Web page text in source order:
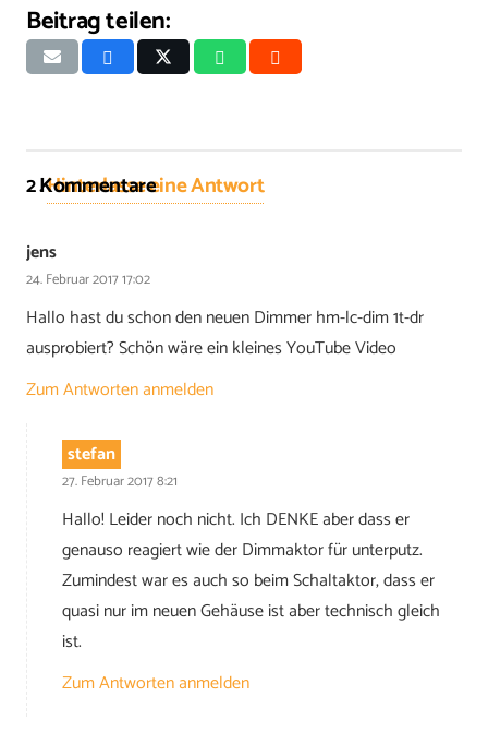
Beitrag teilen:
2Kommentare
.Hinterlasse eine Antwort
jens
24. Februar 2017 17:02
Hallo hast du schon den neuen Dimmer hm-lc-dim 1t-dr
ausprobiert? Schön wäre ein kleines YouTube Video
Zum Antworten anmelden
stefan
27. Februar 2017 8:21
Hallo! Leider noch nicht. Ich DENKE aber dass er
genauso reagiert wie der Dimmaktor für unterputz.
Zumindest war es auch so beim Schaltaktor, dass er
quasi nur im neuen Gehäuse ist aber technisch gleich
ist.
Zum Antworten anmelden